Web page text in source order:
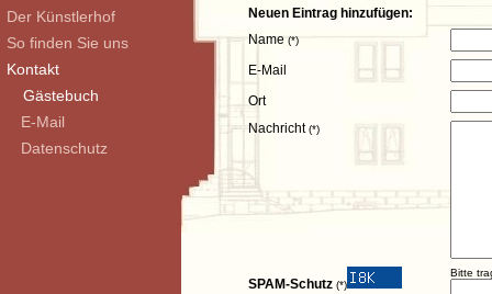
Der Künstlerhof
So finden Sie uns
Kontakt
Gästebuch
E-Mail
Datenschutz
Neuen Eintrag hinzufügen:
Name (*)
E-Mail
Ort
Nachricht(*)
SPAM-Schutz (*)
Bitte